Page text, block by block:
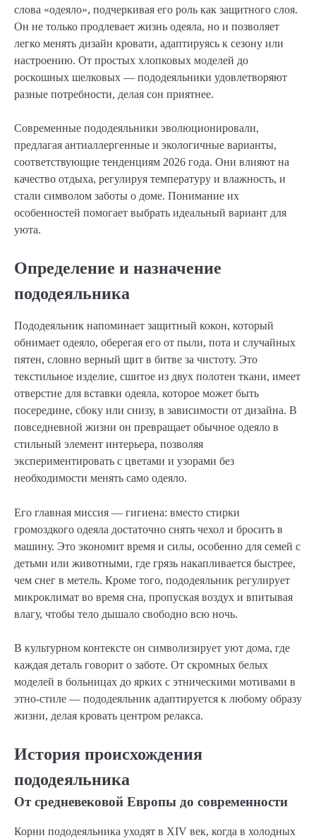
слова «одеяло», подчеркивая его роль как защитного слоя.
Он не только продлевает жизнь одеяла, но и позволяет
легко менять дизайн кровати, адаптируясь к сезону или
настроению. От простых хлопковых моделей до
роскошных шелковых — пододеяльники удовлетворяют
разные потребности, делая сон приятнее.
Современные пододеяльники эволюционировали,
предлагая антиаллергенные и экологичные варианты,
соответствующие тенденциям 2026 года. Они влияют на
качество отдыха, регулируя температуру и влажность, и
стали символом заботы о доме. Понимание их
особенностей помогает выбрать идеальный вариант для
уюта.
Определение и назначение
пододеяльника
Пододеяльник напоминает защитный кокон, который
обнимает одеяло, оберегая его от пыли, пота и случайных
пятен, словно верный щит в битве за чистоту. Это
текстильное изделие, сшитое из двух полотен ткани, имеет
отверстие для вставки одеяла, которое может быть
посередине, сбоку или снизу, в зависимости от дизайна. В
повседневной жизни он превращает обычное одеяло в
стильный элемент интерьера, позволяя
экспериментировать с цветами и узорами без
необходимости менять само одеяло.
Его главная миссия — гигиена: вместо стирки
громоздкого одеяла достаточно снять чехол и бросить в
машину. Это экономит время и силы, особенно для семей с
детьми или животными, где грязь накапливается быстрее,
чем снег в метель. Кроме того, пододеяльник регулирует
микроклимат во время сна, пропуская воздух и впитывая
влагу, чтобы тело дышало свободно всю ночь.
В культурном контексте он символизирует уют дома, где
каждая деталь говорит о заботе. От скромных белых
моделей в больницах до ярких с этническими мотивами в
этно-стиле — пододеяльник адаптируется к любому образу
жизни, делая кровать центром релакса.
История происхождения
пододеяльника
От средневековой Европы до современности
Корни пододеяльника уходят в XIV век, когда в холодных